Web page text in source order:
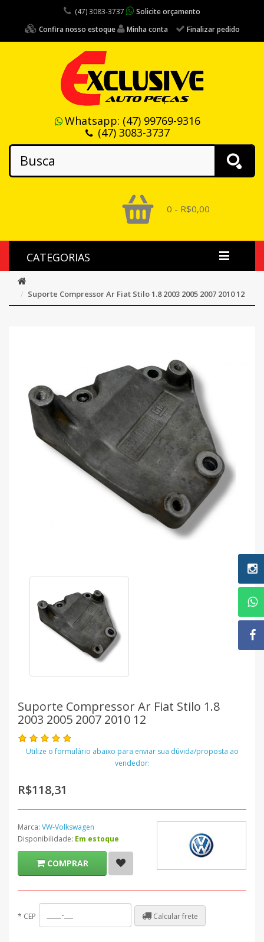
(47) 3083-3737
Solicite orçamento
Confira nosso estoque
Minha conta Finalizar pedido
Whatsapp: (47) 99769-9316
(47) 3083-3737
0 - R$0,00
CATEGORIAS
Suporte Compressor Ar Fiat Stilo 1.8 2003 2005 2007 2010 12
Suporte Compressor Ar Fiat Stilo 1.8
2003 2005 2007 2010 12
Utilize o formulário abaixo para enviar sua dúvida/proposta ao
vendedor:
R$118,31
Marca: VW-Volkswagen
Disponibilidade: Em estoque
COMPRAR
* CEP Calcular frete